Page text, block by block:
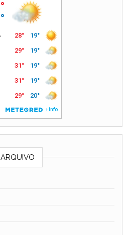
ARQUIVO